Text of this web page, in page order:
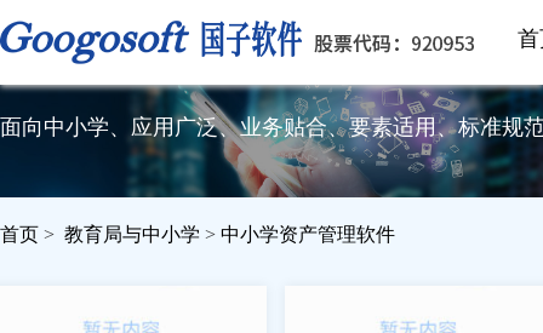
33000家中小学在用的、专门面向
面向中小学、应用广泛、业务贴合、要素适用、标准规
首页 > 教育局与中小学 > 中小学资产管理软件